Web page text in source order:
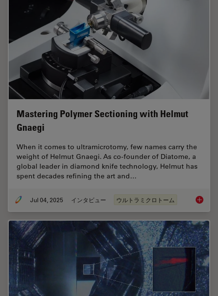
Mastering Polymer Sectioning with Helmut
Gnaegi
When it comes to ultramicrotomy, few names carry the
weight of Helmut Gnaegi. As co-founder of Diatome, a
global leader in diamond knife technology, Helmut has
spent decades refining the art and…
Jul 04, 2025 インタビュー ウルトラミクロトーム